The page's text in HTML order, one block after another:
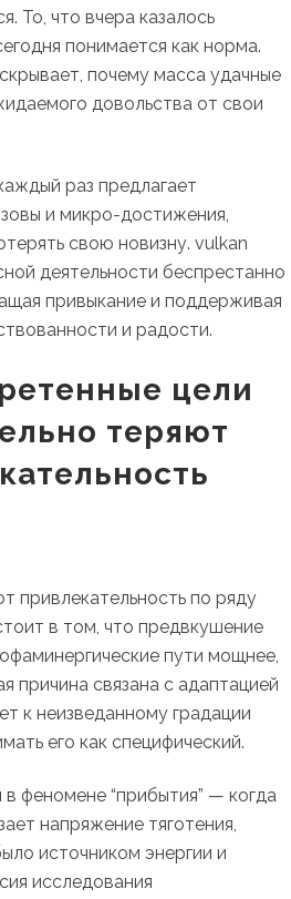
То, что вчера казалось
понимается как норма.
почему масса удачные
довольства от свои
раз предлагает
и микро-достижения,
свою новизну. vulkan
деятельности беспрестанно
привыкание и поддерживая
и радости.
цели
теряют
привлекательность по ряду
в том, что предвкушение
пути мощнее,
причина связана с адаптацией
к неизведанному градации
его как специфический.
в феномене “прибытия” — когда
напряжение тяготения,
источником энергии и
исследования